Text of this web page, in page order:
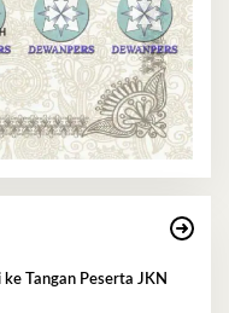
Tangan Peserta JKN